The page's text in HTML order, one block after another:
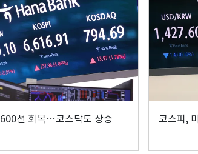
선 회복…코스닥도 상승 코스피,